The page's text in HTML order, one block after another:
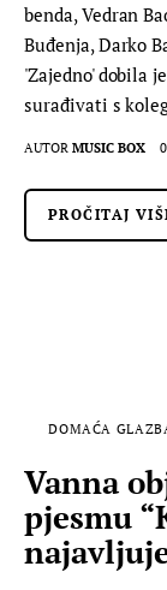
benda, Vedran
Buđenja, Darko
'Zajedno' dobila
surađivati s
AUTOR MUSIC BOX
PROČITAJ
DOMAĆA
Vanna
pjesmu